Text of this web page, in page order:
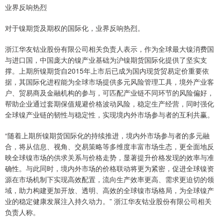
业界反响热烈
对于镍期货及期权的国际化，业界反响热烈。
浙江华友钴业股份有限公司相关负责人表示，作为全球最大镍消费国
与进口国，中国庞大的镍产业基础为沪镍期货国际化提供了坚实支
撑。上期所镍期货自2015年上市后已成为国内现货贸易定价重要依
据，其国际化进程能为全球市场提供多元风险管理工具，境外产业客
户、贸易商及金融机构的参与，可匹配产业链不同环节的风险偏好，
帮助企业通过套期保值规避价格波动风险，稳定生产经营，同时强化
全球镍产业链的韧性与稳定性，实现境内外市场参与者的互利共赢。
“随着上期所镍期货国际化的持续推进，境内外市场参与者的多元融
合，将从信息、视角、交易策略等多维度丰富市场生态，更全面地反
映全球镍市场的供求关系与价格走势，显著提升价格发现的效率与准
确性。与此同时，境内外市场的价格联动将更为紧密，促进全球镍资
源在市场机制下实现高效配置，流向生产效率更高、需求更迫切的领
域，助力构建更加开放、透明、高效的全球镍市场格局，为全球镍产
业的稳定健康发展注入持久动力。” 浙江华友钴业股份有限公司相关
负责人称。